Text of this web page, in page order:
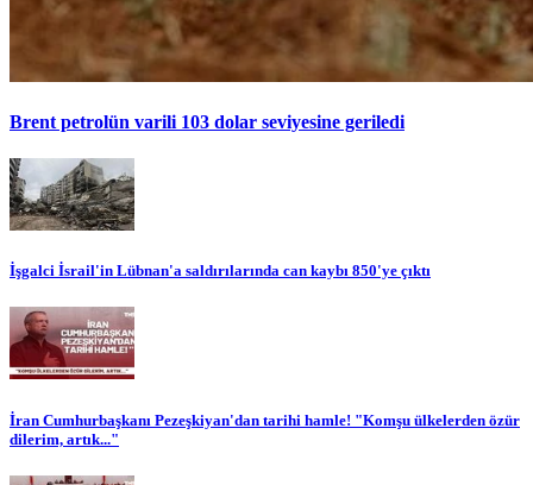
Brent petrolün varili 103 dolar seviyesine geriledi
İşgalci İsrail'in Lübnan'a saldırılarında can kaybı 850'ye çıktı
İran Cumhurbaşkanı Pezeşkiyan'dan tarihi hamle! "Komşu ülkelerden özür
dilerim, artık..."